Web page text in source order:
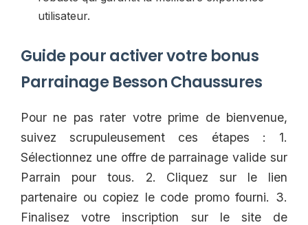
utilisateur.
Guide pour activer votre bonus
Parrainage Besson Chaussures
Pour ne pas rater votre prime de bienvenue,
suivez scrupuleusement ces étapes : 1.
Sélectionnez une offre de parrainage valide sur
Parrain pour tous. 2. Cliquez sur le lien
partenaire ou copiez le code promo fourni. 3.
Finalisez votre inscription sur le site de